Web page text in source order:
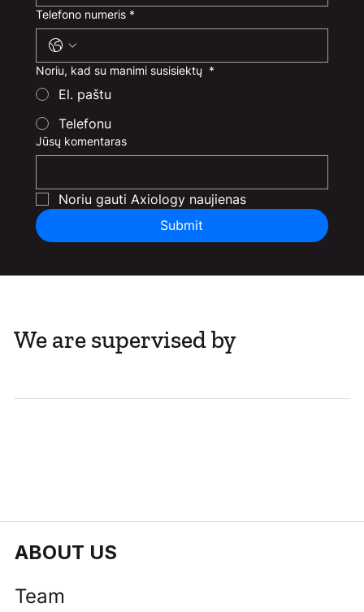
Telefono numeris *
Noriu, kad su manimi susisiektų *
El. paštu
Telefonu
Jūsų komentaras
Noriu gauti Axiology naujienas
Submit
We are supervised by
ABOUT US
Team